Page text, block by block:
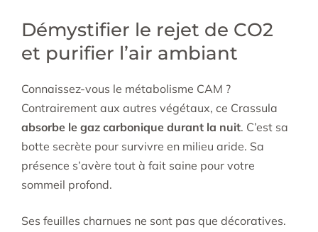
Démystifier le rejet de CO2
et purifier l’air ambiant
Connaissez-vous le métabolisme CAM ?
Contrairement aux autres végétaux, ce Crassula
absorbe le gaz carbonique durant la nuit. C’est sa
botte secrète pour survivre en milieu aride. Sa
présence s’avère tout à fait saine pour votre
sommeil profond.
Ses feuilles charnues ne sont pas que décoratives.